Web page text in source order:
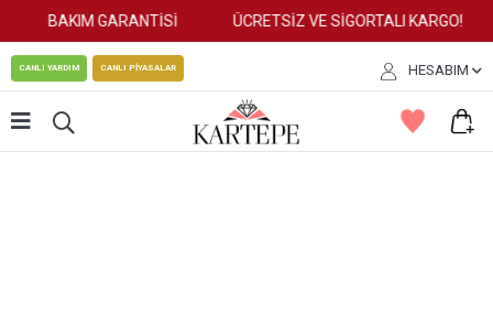
BAKIM GARANTİSİ ÜCRETSİZ VE SİGORTALI KARGO!
CANLI YARDIM CANLI PİYASALAR HESABIM